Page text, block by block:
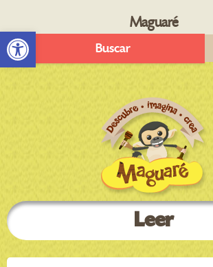
Abrir barra de herramientas
Maguaré
Buscar
Leer